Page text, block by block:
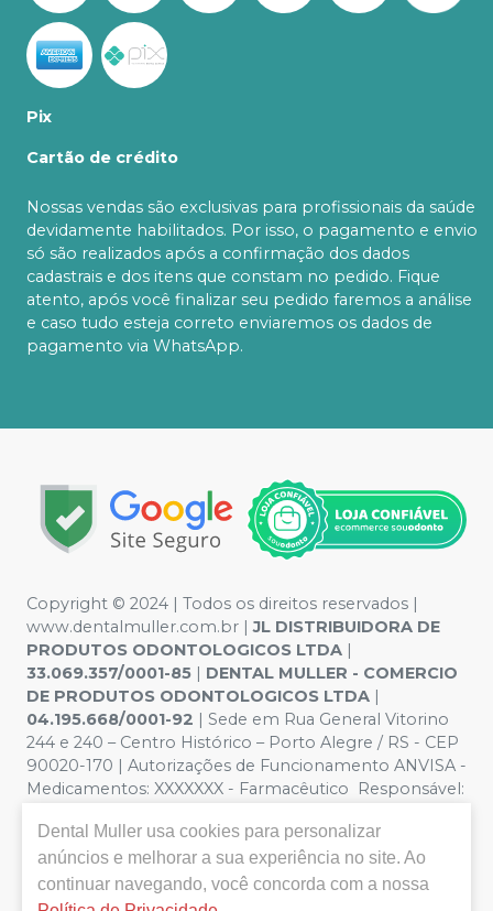
Pix
Cartão de crédito
Nossas vendas são exclusivas para profissionais da saúde
devidamente habilitados. Por isso, o pagamento e envio
só são realizados após a confirmação dos dados
cadastrais e dos itens que constam no pedido. Fique
atento, após você finalizar seu pedido faremos a análise
e caso tudo esteja correto enviaremos os dados de
pagamento via WhatsApp.
Copyright © 2024 | Todos os direitos reservados |
www.dentalmuller.com.br |JL DISTRIBUIDORA DE
PRODUTOS ODONTOLOGICOS LTDA |
33.069.357/0001-85 | DENTAL MULLER - COMERCIO
DE PRODUTOS ODONTOLOGICOS LTDA |
04.195.668/0001-92 | Sede em Rua General Vitorino
244 e 240 – Centro Histórico – Porto Alegre / RS - CEP
90020-170 | Autorizações de Funcionamento ANVISA -
Medicamentos: XXXXXXX - Farmacêutico Responsável:
Segurança - Fotos meramente ilustrativas - Os preços e
condições da loja virtual estão sujeitos a alterações. Em
caso de divergência de preços no site, o valor válido é o
do Carrinho de Compra. Não vendemos por atacado,
Dental Muller usa cookies para personalizar
anúncios e melhorar a sua experiência no site. Ao
continuar navegando, você concorda com a nossa